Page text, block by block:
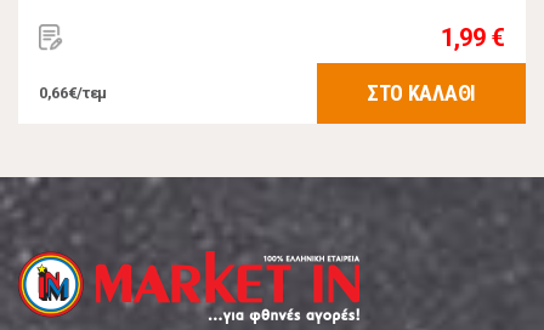
1,99 €
0,66€/τεμ ΣΤΟ ΚΑΛΑΘΙ